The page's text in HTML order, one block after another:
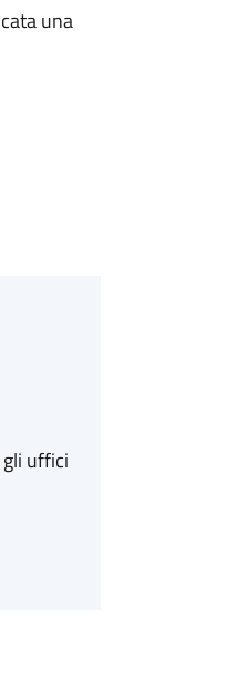
una
uffici